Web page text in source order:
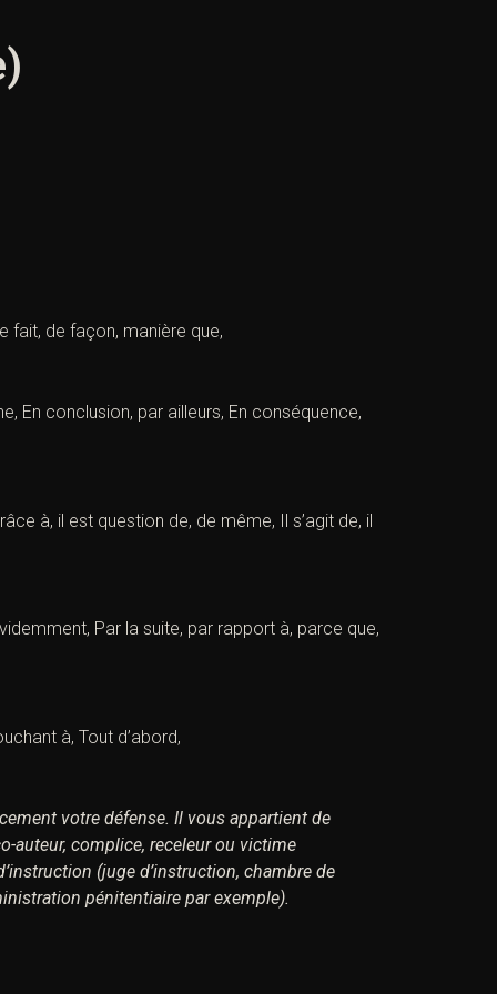
fait, de façon, manière que,
En conclusion, par ailleurs, En conséquence,
à, il est question de, de même, Il s’agit de, il
Par la suite, par rapport à, parce que,
à, Tout d’abord,
votre défense. Il vous appartient de
auteur, complice, receleur ou victime
(juge d’instruction, chambre de
pénitentiaire par exemple).